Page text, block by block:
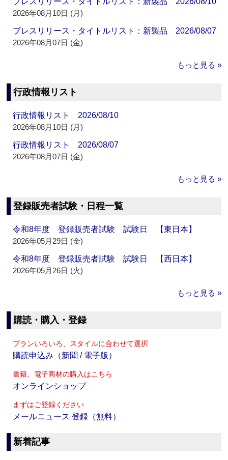
2026年08月10日 (月)
プレスリリース・タイトルリスト：新製品 2026/08/07
2026年08月07日 (金)
もっと見る »
行政情報リスト
行政情報リスト 2026/08/10
2026年08月10日 (月)
行政情報リスト 2026/08/07
2026年08月07日 (金)
もっと見る »
登録販売者試験・日程一覧
令和8年度 登録販売者試験 試験日 【東日本】
2026年05月29日 (金)
令和8年度 登録販売者試験 試験日 【西日本】
2026年05月26日 (火)
もっと見る »
購読・購入・登録
プランいろいろ、スタイルに合わせて選択
購読申込み（新聞 / 電子版）
書籍、電子商材の購入はこちら
オンラインショップ
まずはご登録ください
メールニュース 登録（無料）
新着記事